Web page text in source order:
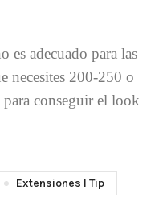
es adecuado para las
necesites 200-250 o
para conseguir el look
Extensiones I Tip